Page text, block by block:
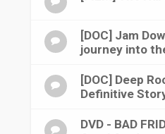
[DOC] Jam
journey into
[DOC] Deep
Definitive
DVD - BAD